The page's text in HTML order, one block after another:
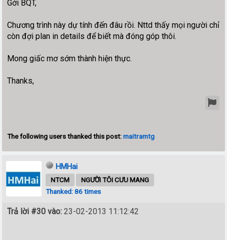
Gởi BQT,
Chương trình này dự tính đến đâu rồi. Nttd thấy mọi người chỉ
còn đợi plan in details để biết mà đóng góp thôi.
Mong giấc mơ sớm thành hiện thực.
Thanks,
The following users thanked this post:maitramtg
HMHai
NTCM
NGƯỜI TÔI CƯU MANG
Thanked: 86 times
Trả lời #30 vào: 23-02-2013 11:12:42